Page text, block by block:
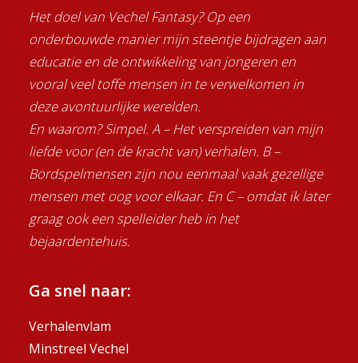
Het doel van Vechel Fantasy? Op een
onderbouwde manier mijn steentje bijdragen aan
educatie en de ontwikkeling van jongeren en
vooral veel toffe mensen in te verwelkomen in
deze avontuurlijke werelden.
En waarom? Simpel. A – Het verspreiden van mijn
liefde voor (en de kracht van) verhalen. B –
Bordspelmensen zijn nou eenmaal vaak gezellige
mensen met oog voor elkaar. En C – omdat ik later
graag ook een spelleider heb in het
bejaardentehuis.
Ga snel naar:
Verhalenvlam
Minstreel Vechel